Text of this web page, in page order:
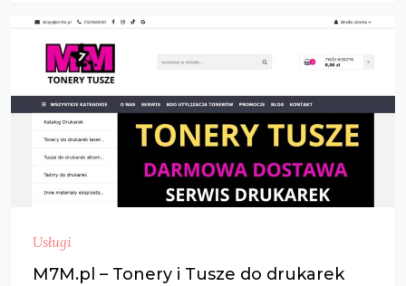
Usługi
M7M.pl – Tonery i Tusze do drukarek